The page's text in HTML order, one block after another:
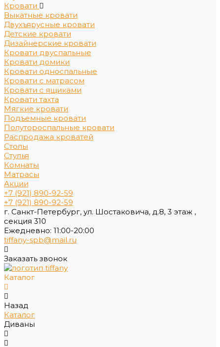
Кровати
Выкатные кровати
Двухъярусные кровати
Детские кровати
Дизайнерские кровати
Кровати двуспальные
Кровати домики
Кровати односпальные
Кровати с матрасом
Кровати с ящиками
Кровати тахта
Мягкие кровати
Подъемные кровати
Полутороспальные кровати
Распродажа кроватей
Столы
Стулья
Комнаты
Матрасы
Акции
+7 (921) 890-92-59
+7 (921) 890-92-59
г. Санкт-Петербург, ул. Шостаковича, д.8, 3 этаж ,
секция 310
Ежедневно: 11:00-20:00
tiffany-spb@mail.ru
Заказать звонок
Каталог
Назад
Каталог
Диваны